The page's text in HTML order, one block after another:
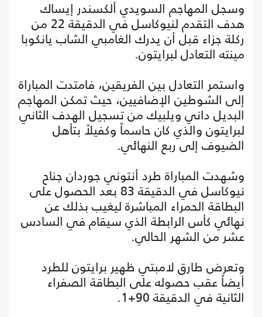
وسجل المهاجم السويدي ألكسندر إيساك
هدف التقدم لنيوكاسل في الدقيقة 22 من
ركلة جزاء قبل أن يدرك الغامبي الشاب يانكوبا
مينته التعادل لبرايتون.
واستمر التعادل بين الفريقين، فامتدت المباراة
إلى الشوطين الإضافيين، حيث تمكن المهاجم
البديل داني ويلبيك من تسجيل الهدف الثاني
لبرايتون والذي كان حاسماً وكفيلاً بتأهل
الضيوف إلى ربع النهائي.
وشهدت المباراة طرد أنتوني جوردان جناح
نيوكاسل في الدقيقة 83 بعد الحصول على
البطاقة الحمراء المباشرة ليغيب بذلك عن
نهائي كأس الرابطة الذي سيقام في السادس
عشر من الشهر الحالي.
وتعرض طارق لامبتي ظهير برايتون للطرد
أيضاً عقب حصوله على البطاقة الصفراء
الثانية في الدقيقة 90+1.